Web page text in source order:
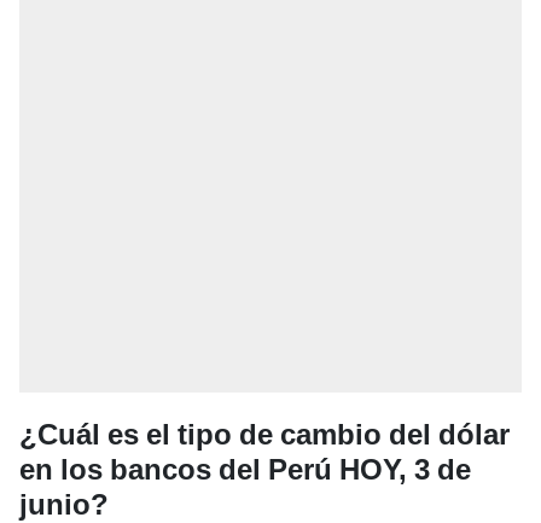
¿Cuál es el tipo de cambio del dólar
en los bancos del Perú HOY, 3 de
junio?